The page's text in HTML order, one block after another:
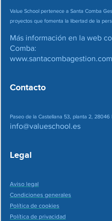
Value School pertenece a Santa Comba
proyectos que fomenta la libertad de la
Más información en la web
Comba:
www.santacombagestion.com
Contacto
Paseo de la Castellana 53, planta 2, 28046
info@valueschool.es
Legal
Aviso legal
Condiciones generales
Política de cookies
Política de privacidad